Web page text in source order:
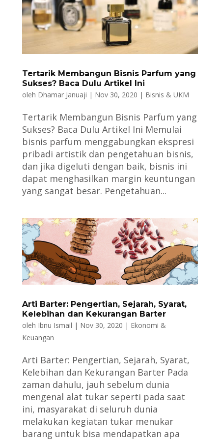
Tertarik Membangun Bisnis Parfum yang
Sukses? Baca Dulu Artikel Ini
oleh Dhamar Januaji | Nov 30, 2020 | Bisnis & UKM
Tertarik Membangun Bisnis Parfum yang
Sukses? Baca Dulu Artikel Ini Memulai
bisnis parfum menggabungkan ekspresi
pribadi artistik dan pengetahuan bisnis,
dan jika digeluti dengan baik, bisnis ini
dapat menghasilkan margin keuntungan
yang sangat besar. Pengetahuan...
Arti Barter: Pengertian, Sejarah, Syarat,
Kelebihan dan Kekurangan Barter
oleh Ibnu Ismail | Nov 30, 2020 | Ekonomi &
Keuangan
Arti Barter: Pengertian, Sejarah, Syarat,
Kelebihan dan Kekurangan Barter Pada
zaman dahulu, jauh sebelum dunia
mengenal alat tukar seperti pada saat
ini, masyarakat di seluruh dunia
melakukan kegiatan tukar menukar
barang untuk bisa mendapatkan apa